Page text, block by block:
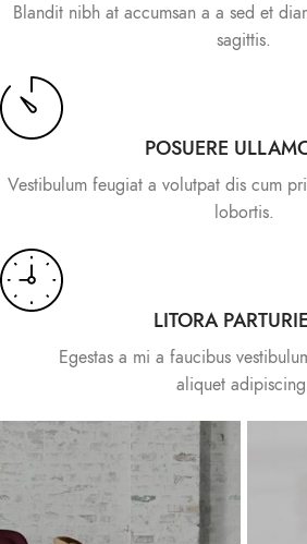
Blandit nibh at accumsan a a sed et
sagittis.
POSUERE
Vestibulum feugiat a volutpat dis cum
lobortis.
LITORA
Egestas a mi a faucibus
aliquet